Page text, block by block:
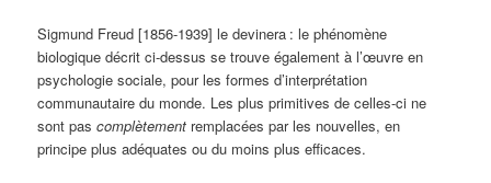
Sigmund Freud [1856-1939] le devinera : le phénomène
biologique décrit ci-dessus se trouve également à l’œuvre en
psychologie sociale, pour les formes d’interprétation
communautaire du monde. Les plus primitives de celles-ci ne
sont pascomplètement remplacées par les nouvelles, en
principe plus adéquates ou du moins plus efficaces.